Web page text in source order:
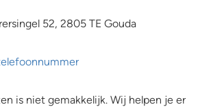
52, 2805 TE Gouda
is niet gemakkelijk. Wij helpen je er